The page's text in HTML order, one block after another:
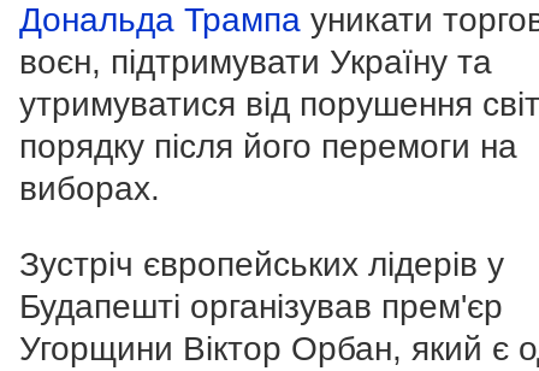
Дональда Трампа уникати
воєн, підтримувати Україну та
утримуватися від порушення
порядку після його перемоги на
виборах.
Зустріч європейських лідерів у
Будапешті організував прем'єр
Угорщини Віктор Орбан, який є